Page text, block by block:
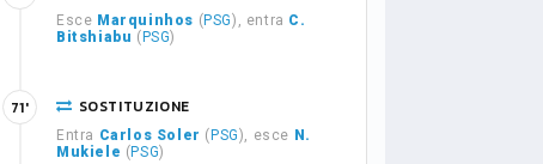
Esce Marquinhos ( PSG), entra C.
Bitshiabu ( PSG)
SOSTITUZIONE
Entra Carlos Soler ( PSG), esce N.
Mukiele ( PSG)
71'